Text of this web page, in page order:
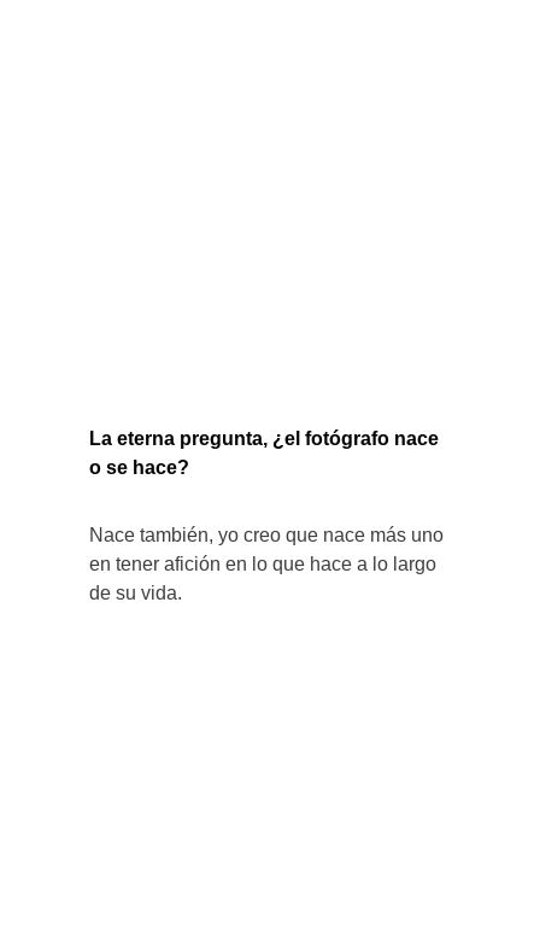
La eterna pregunta, ¿el fotógrafo nace
o se hace?
Nace también, yo creo que nace más uno
en tener afición en lo que hace a lo largo
de su vida.